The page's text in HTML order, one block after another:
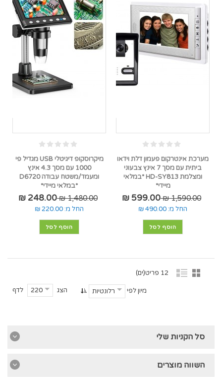
מערכת אינטרקום פעמון דלת וידאו
ביתית עם מסך 7 אינץ צבעוני
ומצלמת HD-SY813 *במלאי
מיידי*
1,590.00 ₪
599.00 ₪
החל מ: 490.00 ₪
הוסף לסל
מיקרוסקופ דיגיטלי USB מגדיל פי
1000 עם מסך 4.3 אינץ
ומעמד/משטח עבודה D6720
*במלאי מיידי*
1,480.00 ₪
248.00 ₪
החל מ: 220.00 ₪
הוסף לסל
12 פריט(ים)
הצג 220 לדף מיון לפי רלונטיות
סל הקניות שלי
השווה מוצרים